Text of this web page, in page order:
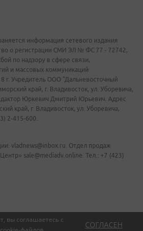
вы соглашаетесь с
СОГЛАСЕН
информация сетевого издания
о регистрации СМИ ЭЛ № ФС 77 - 72742,
по надзору в сфере связи,
и массовых коммуникаций
г. Учредитель ООО "Дальневосточный
край, г. Владивосток, ул. Уборевича,
Юркевич Дмитрий Юрьевич. Адрес
край, г. Владивосток, ул. Уборевича,
2-415-600.
vladnews@inbox.ru. Отдел продаж
sale@mediadv.online. Тел.: +7 (423)